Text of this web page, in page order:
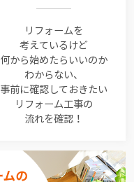
リフォームを
考えているけど
何から始めたらいいのか
わからない、
事前に確認しておきたい
リフォーム工事の
流れを確認！